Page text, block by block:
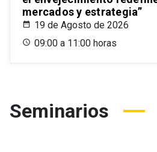
mercados y estrategia”
19 de Agosto de 2026
09:00 a 11:00 horas
Seminarios